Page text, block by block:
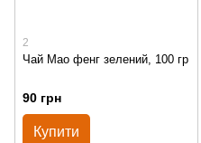
2
Чай Мао фенг зелений, 100 гр
90 грн
Купити